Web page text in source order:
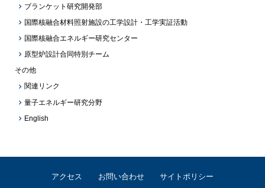
ブランケット研究開発部
国際核融合材料照射施設の工学設計・工学実証活動
国際核融合エネルギー研究センター
原型炉設計合同特別チーム
その他
関連リンク
量子エネルギー研究分野
English
アクセス お問い合わせ サイトポリシー